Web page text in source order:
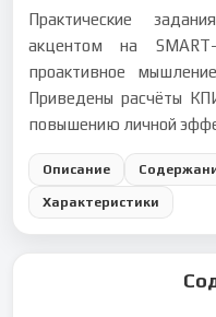
Практические
акцентом на
проактивное
Приведены расчёты
повышению личной
Описание
Характеристики